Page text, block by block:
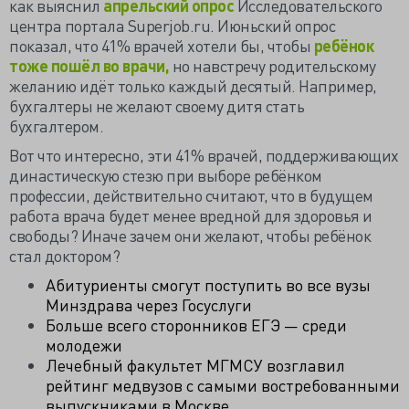
как выяснил апрельский опрос Исследовательского
центра портала Superjob.ru. Июньский опрос
показал, что 41% врачей хотели бы, чтобы ребёнок
тоже пошёл во врачи, но навстречу родительскому
желанию идёт только каждый десятый. Например,
бухгалтеры не желают своему дитя стать
бухгалтером.
Вот что интересно, эти 41% врачей, поддерживающих
династическую стезю при выборе ребёнком
профессии, действительно считают, что в будущем
работа врача будет менее вредной для здоровья и
свободы? Иначе зачем они желают, чтобы ребёнок
стал доктором?
Абитуриенты смогут поступить во все вузы
Минздрава через Госуслуги
Больше всего сторонников ЕГЭ — среди
молодежи
Лечебный факультет МГМСУ возглавил
рейтинг медвузов с самыми востребованными